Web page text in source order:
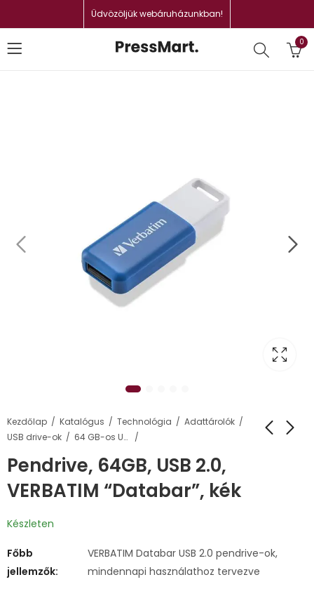
Üdvözöljük webáruházunkban!
0
Kezdőlap Katalógus Technológia
Adattárolók
USB drive-ok
64 GB-os USB pendrive-ok
Pendrive, 64GB, USB 2.0,
VERBATIM “Databar”, kék
Készleten
Főbb
jellemzők:
VERBATIM Databar USB 2.0 pendrive-ok,
mindennapi használathoz tervezve